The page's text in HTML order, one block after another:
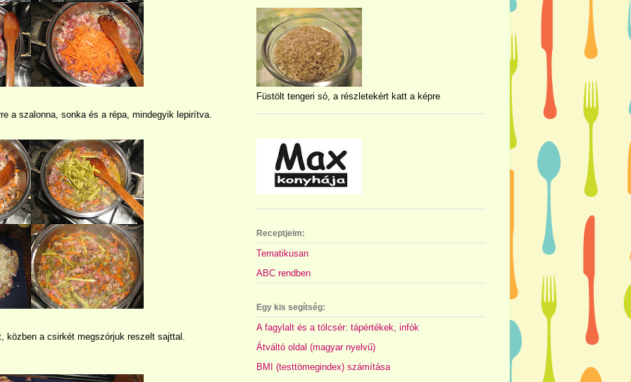
a szalonna, sonka és a répa, mindegyik lepirítva.
közben a csirkét megszórjuk reszelt sajttal.
Füstölt tengeri só, a részletekért katt a képre
Receptjeim:
Tematikusan
ABC rendben
Egy kis segítség:
A fagylalt és a tölcsér: tápértékek, infók
Átváltó oldal (magyar nyelvű)
BMI (testtömegindex) számítása